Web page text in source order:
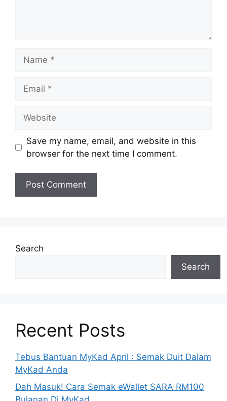
Save my name, email, and website in this
browser for the next time I comment.
Search
Search
Recent Posts
Tebus Bantuan MyKad April : Semak Duit Dalam
MyKad Anda
Dah Masuk! Cara Semak eWallet SARA RM100